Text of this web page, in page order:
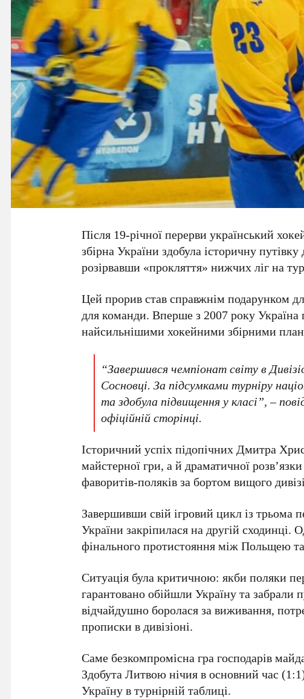
Після 19-річноїперерви український
збірна України здобула історичну
розірвавши «прокляття» нижчих ліг на
Цей прорив став справжнім подарунком
для команди. Вперше з2007року Україна
найсильнішими хокейними збірними
“Завершився чемпіонат світу в
Сосновці. За підсумками турніру
та здобула підвищення у класі”, –
офіційній сторінці.
Історичний успіх підопічнихДмитра
майстерної гри, а й драматичної
фаворитів-поляків за бортом вищого
Завершивши свій ігровий цикл ізтрьома
України закріпилася на другій сходинці.
фінального протистояння міжПольщею
Ситуація була критичною: якби поляки
гарантовано обійшли Україну та забрали
відчайдушно боролася за виживання,
прописки в дивізіоні.
Саме безкомпромісна гра господарів
ЗдобутаЛитвоюнічия в основний час (1:1
Україну в турнірній таблиці.